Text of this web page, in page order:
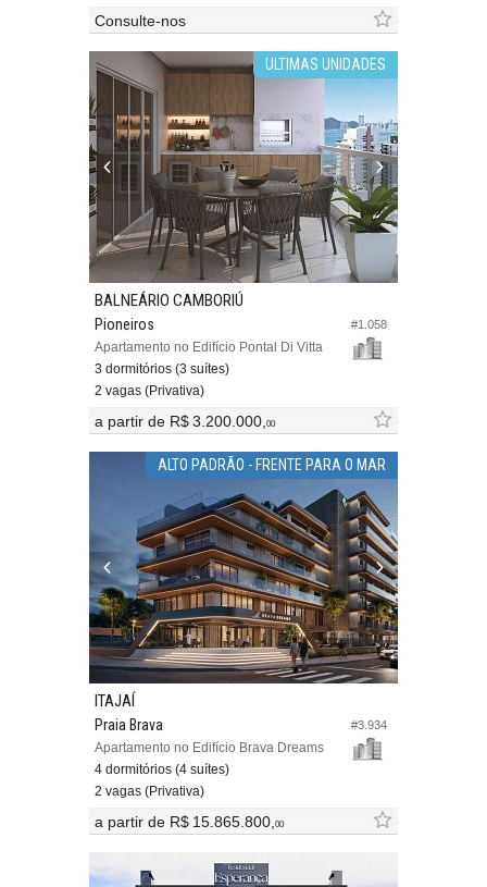
Consulte-nos
ULTIMAS UNIDADES
#1.058
BALNEÁRIO CAMBORIÚ
Pioneiros
Apartamento no Edifício Pontal Di Vitta
3 dormitórios (3 suítes)
2 vagas (Privativa)
a partir de R$ 3.200.000,00
ALTO PADRÃO - FRENTE PARA O MAR
#3.934
ITAJAÍ
Praia Brava
Apartamento no Edifício Brava Dreams
4 dormitórios (4 suítes)
2 vagas (Privativa)
a partir de R$ 15.865.800,00